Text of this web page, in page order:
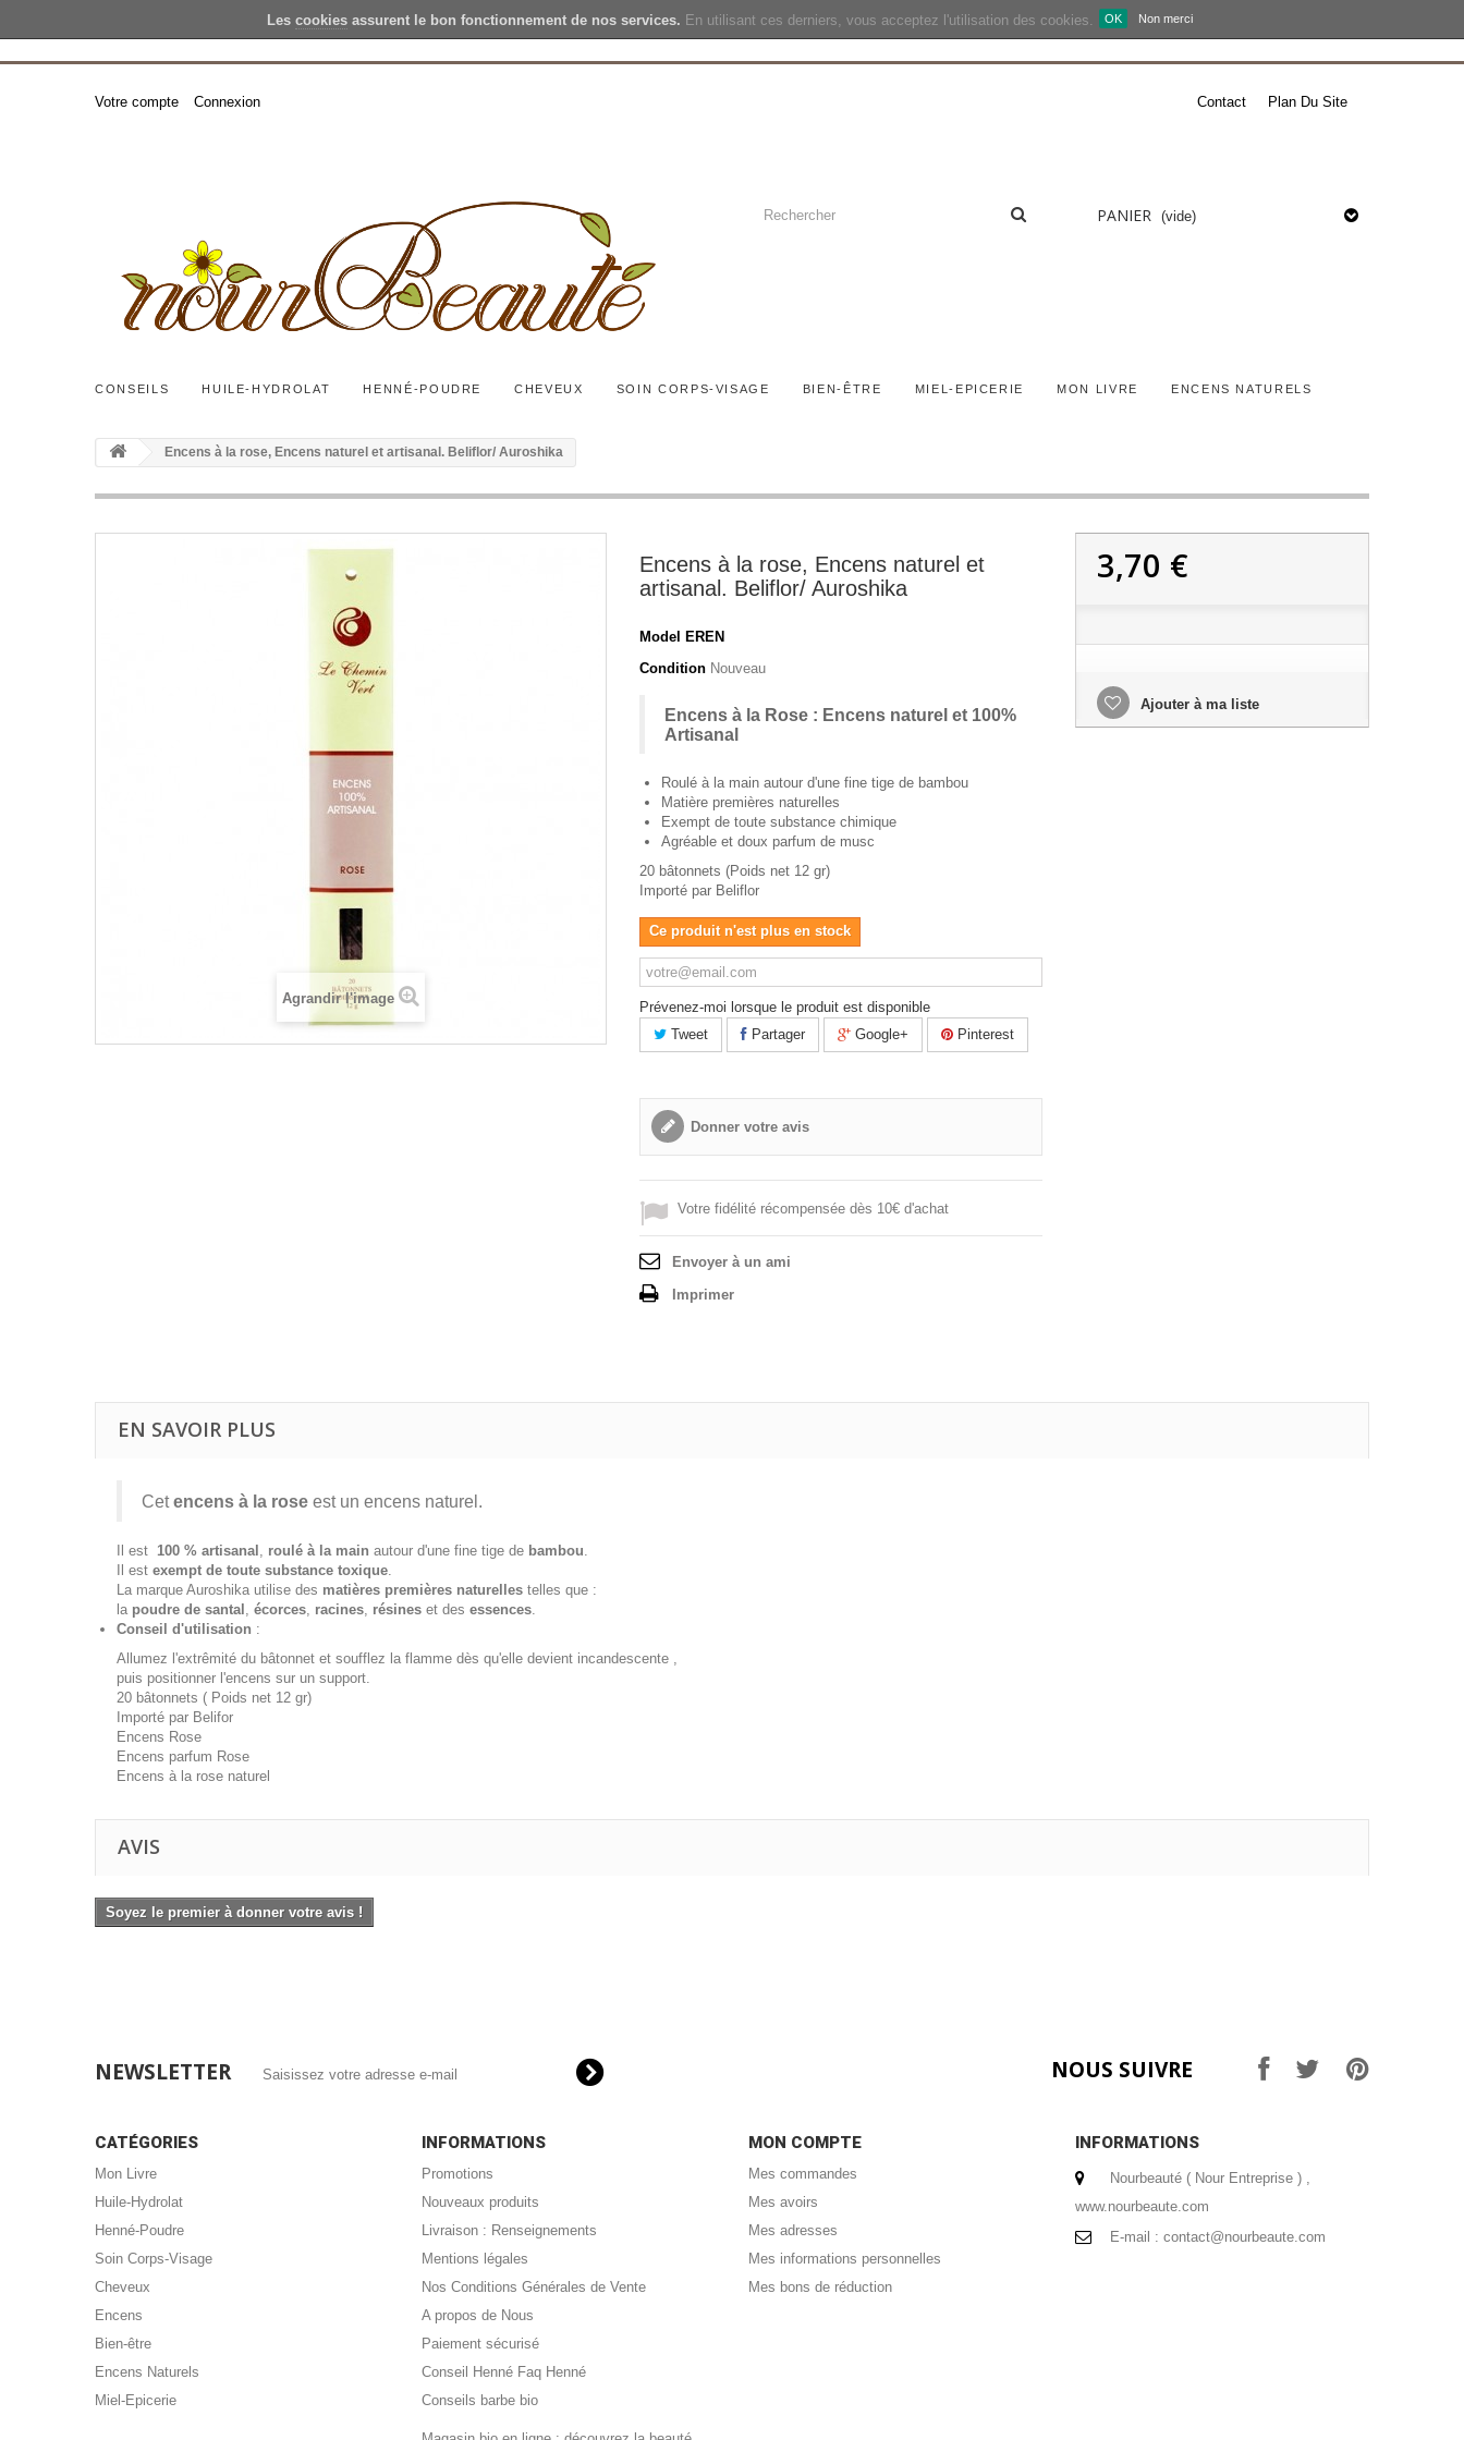
Les cookiesassurent le bon fonctionnement de nos services. En utilisant ces derniers, vous acceptez l'utilisation des cookies. OK Non merci
Votre compte Connexion Contact Plan Du Site
PANIER (vide)
CONSEILS HUILE-HYDROLAT HENNÉ-POUDRE CHEVEUX SOIN CORPS-VISAGE BIEN-ÊTRE MIEL-EPICERIE MON LIVRE ENCENS NATURELS
Encens à la rose, Encens naturel et artisanal. Beliflor/ Auroshika
Agrandir l'image
Encens à la rose, Encens naturel et
artisanal. Beliflor/ Auroshika
Model
EREN
Condition Nouveau
Encens à la Rose : Encens naturel et 100%
Artisanal
Roulé à la main autour d'une fine tige de bambou
Matière premières naturelles
Exempt de toute substance chimique
Agréable et doux parfum de musc
20 bâtonnets (Poids net 12 gr)
Importé par Beliflor
Ce produit n'est plus en stock
Prévenez-moi lorsque le produit est disponible
Tweet
Partager Google+ Pinterest
Donner votre avis
Votre fidélité récompensée dès 10€ d'achat
Envoyer à un ami
Imprimer
3,70 €
Ajouter à ma liste
EN SAVOIR PLUS
Cetencens à la rose est un encens naturel.
Il est 100 % artisanal , roulé à la main autour d'une fine tige de bambou.
Il est exempt de toute substance toxique.
La marque Auroshika utilise des matières premières naturelles telles que :
la poudre de santal , écorces, racines, résines et des essences.
Conseil d'utilisation :
Allumez l'extrêmité du bâtonnet et soufflez la flamme dès qu'elle devient incandescente ,
puis positionner l'encens sur un support.
20 bâtonnets ( Poids net 12 gr)
Importé par Belifor
Encens Rose
Encens parfum Rose
Encens à la rose naturel
AVIS
Soyez le premier à donner votre avis !
NEWSLETTER NOUS SUIVRE
CATÉGORIES
Mon Livre
Huile-Hydrolat
Henné-Poudre
Soin Corps-Visage
Cheveux
Encens
Bien-être
Encens Naturels
Miel-Epicerie
INFORMATIONS
Promotions
Nouveaux produits
Livraison : Renseignements
Mentions légales
Nos Conditions Générales de Vente
A propos de Nous
Paiement sécurisé
Conseil Henné Faq Henné
Conseils barbe bio
MON COMPTE
Mes commandes
Mes avoirs
Mes adresses
Mes informations personnelles
Mes bons de réduction
INFORMATIONS
Nourbeauté ( Nour Entreprise ) ,
www.nourbeaute.com
E-mail : contact@nourbeaute.com